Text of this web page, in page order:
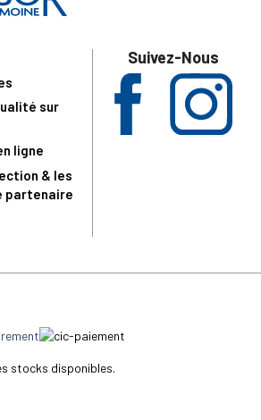
sur
ligne
& les
partenaire
Suivez-Nous
stocks disponibles.